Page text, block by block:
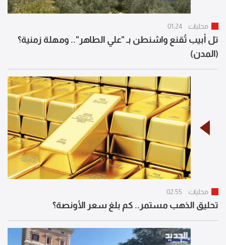
محليات 01:24
تل أبيب تُقنع واشنطن بـ "علي الطاهر".. ومهلة زمنية؟
(المدن)
محليات 02:55
تحليق الذهب مستمر.. كم بلغ سعر الأونصة؟